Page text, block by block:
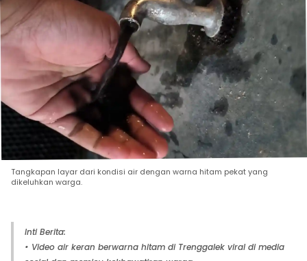
Tangkapan layar dari kondisi air dengan warna hitam pekat yang
dikeluhkan warga.
Inti Berita:
• Video air keran berwarna hitam di Trenggalek viral di media